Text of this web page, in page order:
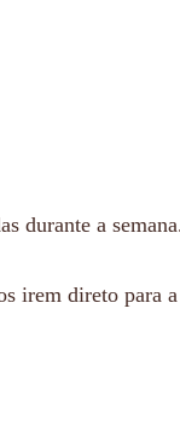
durante a
irem direto para